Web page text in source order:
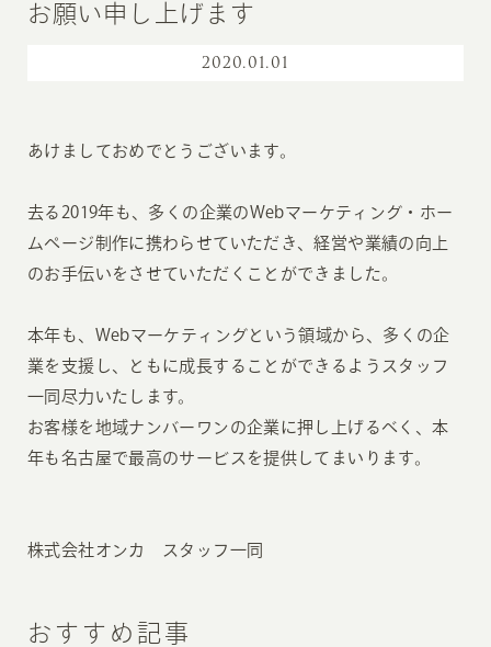
お願い申し上げます
2020.01.01
あけましておめでとうございます。
去る2019年も、多くの企業のWebマーケティング・ホー
ムページ制作に携わらせていただき、経営や業績の向上
のお手伝いをさせていただくことができました。
本年も、Webマーケティングという領域から、多くの企
業を支援し、ともに成長することができるようスタッフ
一同尽力いたします。
お客様を地域ナンバーワンの企業に押し上げるべく、本
年も名古屋で最高のサービスを提供してまいります。
株式会社オンカ スタッフ一同
おすすめ記事